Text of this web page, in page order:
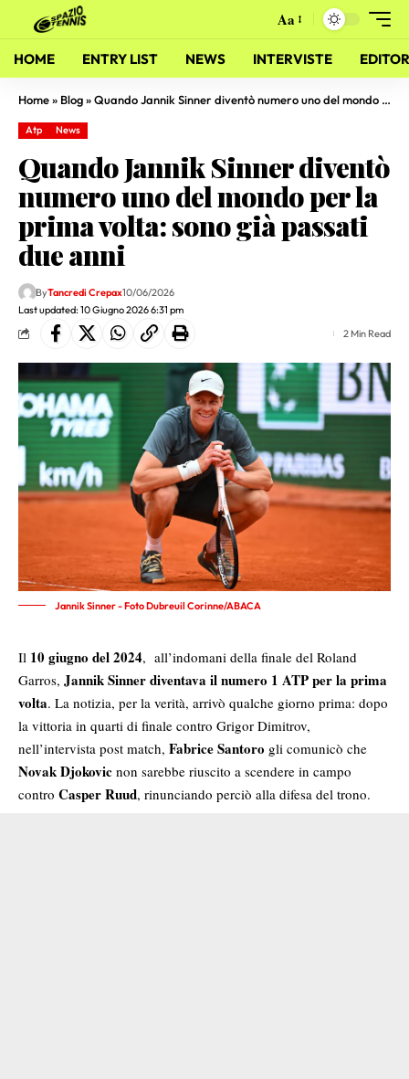
Aa
HOME ENTRY LIST NEWS INTERVISTE
Home» Blog»Quando Jannik Sinner diventò numero uno del mondo per la prima volta: sono già passati due anni
Atp News
Quando Jannik Sinner diventò
numero uno del mondo per la
prima volta: sono già passati
due anni
Last updated: 10 Giugno 2026 6:31 pm
ByTancredi Crepax10/06/2026
2 Min Read
Jannik Sinner - Foto Dubreuil Corinne/ABACA
Il 10 giugno del 2024, all’indomani della finale del Roland
Garros, Jannik Sinner diventava il numero 1 ATP per la prima
volta. La notizia, per la verità, arrivò qualche giorno prima: dopo
la vittoria in quarti di finale contro Grigor Dimitrov,
nell’intervista post match, Fabrice Santoro gli comunicò che
Novak Djokovic non sarebbe riuscito a scendere in campo
contro Casper Ruud, rinunciando perciò alla difesa del trono.